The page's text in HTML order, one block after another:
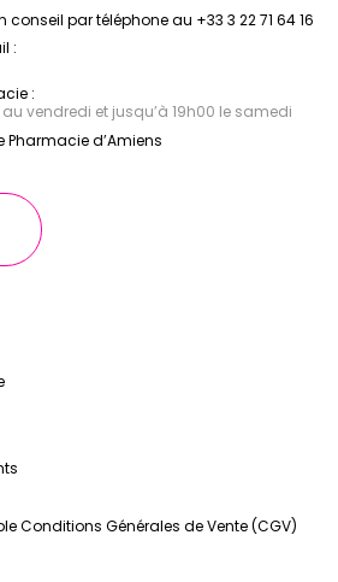
par téléphone au +33 3 22 71 64 16
:
:
vendredi et jusqu’à 19h00 le samedi
Pharmacie d’Amiens
Conditions Générales de Vente (CGV)